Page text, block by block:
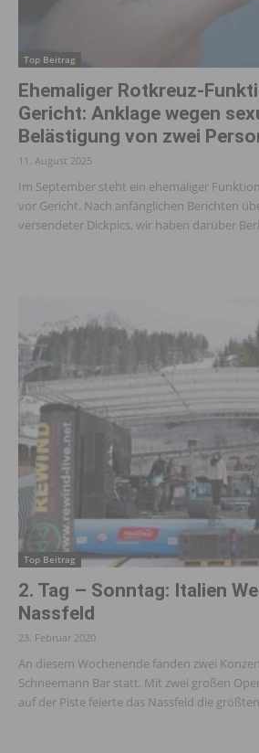
Top Beitrag
Ehemaliger Rotkreuz-
Gericht: Anklage wegen
Belästigung von zwei
11. August 2025
Im September steht ein ehemaliger
vor Gericht. Nach anfänglichen Berichten
versendeter Dickpics, wir haben darüber
Top Beitrag
2. Tag – Sonntag: Italien
Nassfeld
23. Februar 2020
An diesem Wochenende fanden zwei
Schneemann Bar statt. Mit zwei großen
auf der Piste feierte das Nassfeld die